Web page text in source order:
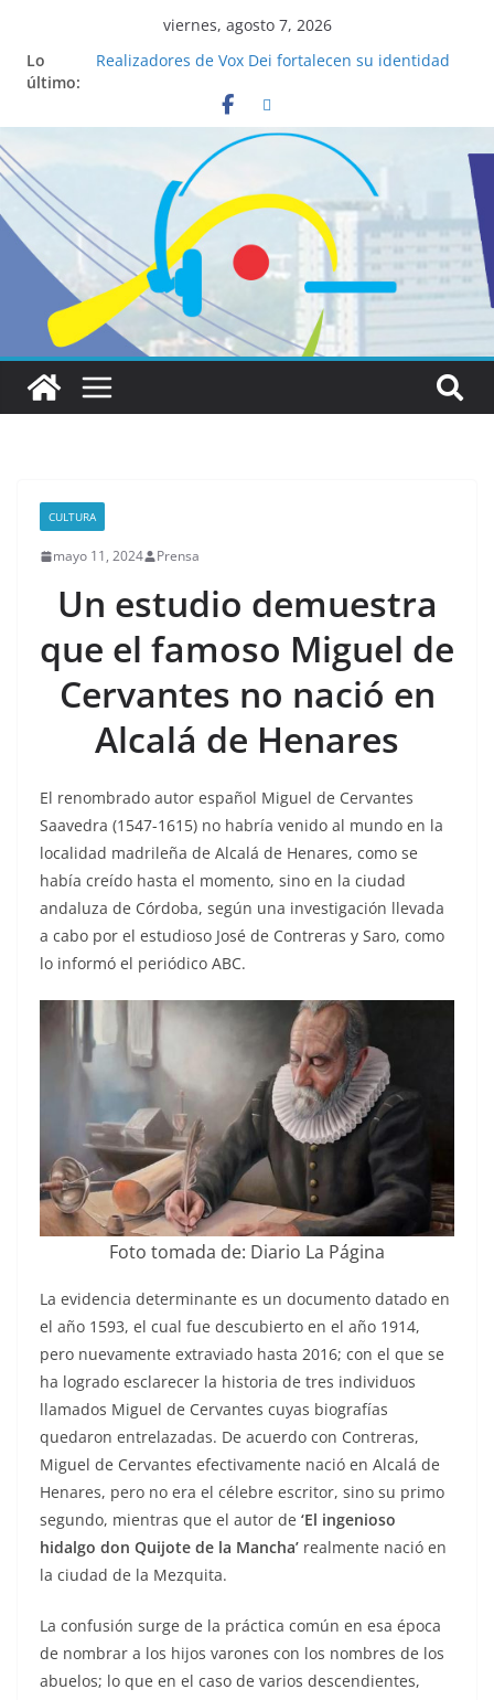
viernes, agosto 7, 2026
Lo
último:
Realizadores de Vox Dei fortalecen su identidad
La ciencia desvela los 5 secretos que tiene
fácilmente un católico para convertirse en
“Superancianos”
Pop Up Market atrae a cientos de visitantes y
dinamiza la economía local
Salud mental a la mesa: la importancia de
hablarlo en familia
Lo que tienen en común la nueva Película Toy
Story 5 y el Papa León XIV
CULTURA
mayo 11, 2024 Prensa
Un estudio demuestra
que el famoso Miguel de
Cervantes no nació en
Alcalá de Henares
El renombrado autor español Miguel de Cervantes
Saavedra (1547-1615) no habría venido al mundo en la
localidad madrileña de Alcalá de Henares, como se
había creído hasta el momento, sino en la ciudad
andaluza de Córdoba, según una investigación llevada
a cabo por el estudioso José de Contreras y Saro, como
lo informó el periódico ABC.
Foto tomada de: Diario La Página
La evidencia determinante es un documento datado en
el año 1593, el cual fue descubierto en el año 1914,
pero nuevamente extraviado hasta 2016; con el que se
ha logrado esclarecer la historia de tres individuos
llamados Miguel de Cervantes cuyas biografías
quedaron entrelazadas. De acuerdo con Contreras,
Miguel de Cervantes efectivamente nació en Alcalá de
Henares, pero no era el célebre escritor, sino su primo
segundo, mientras que el autor de ‘El ingenioso
hidalgo don Quijote de la Mancha’ realmente nació en
la ciudad de la Mezquita.
La confusión surge de la práctica común en esa época
de nombrar a los hijos varones con los nombres de los
abuelos; lo que en el caso de varios descendientes,